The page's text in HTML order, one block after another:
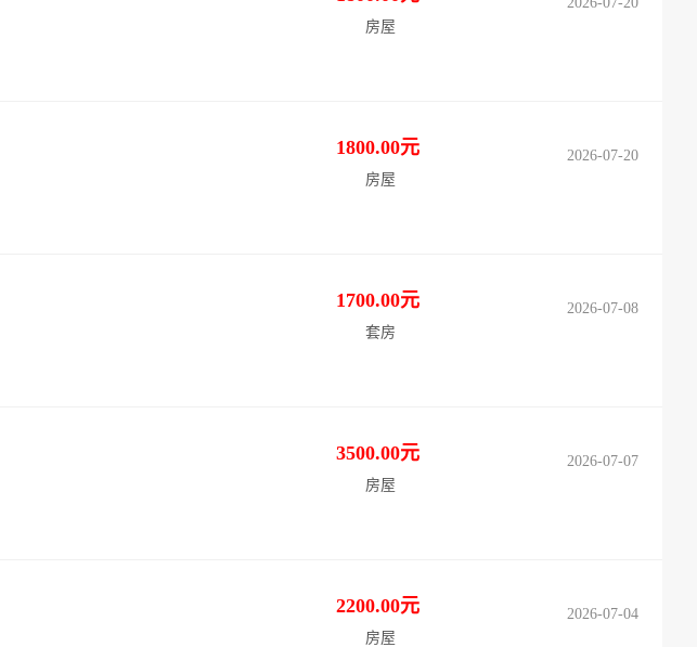
房屋
2026-07-20
1800.00元
房屋
2026-07-08
1700.00元
套房
2026-07-07
3500.00元
房屋
2026-07-04
2200.00元
房屋